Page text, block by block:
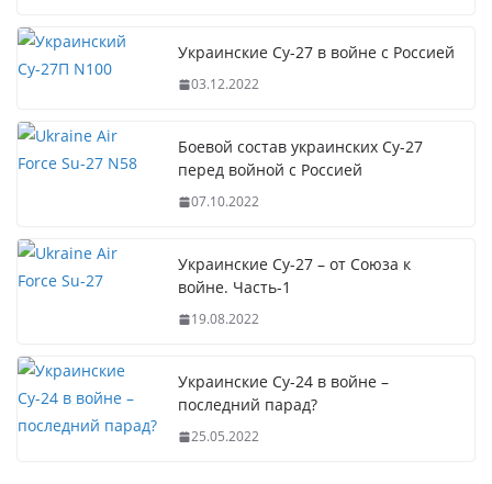
Украинские Су-27 в войне с Россией
03.12.2022
Боевой состав украинских Су-27
перед войной с Россией
07.10.2022
Украинские Су-27 – от Союза к
войне. Часть-1
19.08.2022
Украинские Су-24 в войне –
последний парад?
25.05.2022